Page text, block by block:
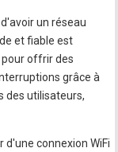
un réseau
et fiable est
pour offrir des
grâce à
des utilisateurs,
d'une connexion WiFi